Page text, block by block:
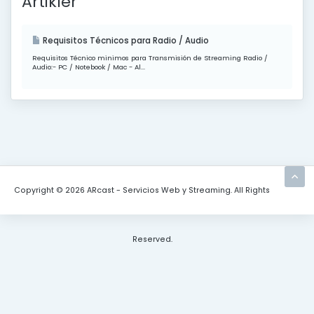
Requisitos Técnicos para Radio / Audio
Requisitos Técnico minimos para Transmisión de Streaming Radio /
Audio:- PC / Notebook / Mac - Al...
Copyright © 2026 ARcast - Servicios Web y Streaming. All Rights
Reserved.